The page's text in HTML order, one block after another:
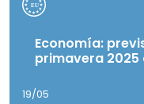
Economía:
primavera 2025
19/05